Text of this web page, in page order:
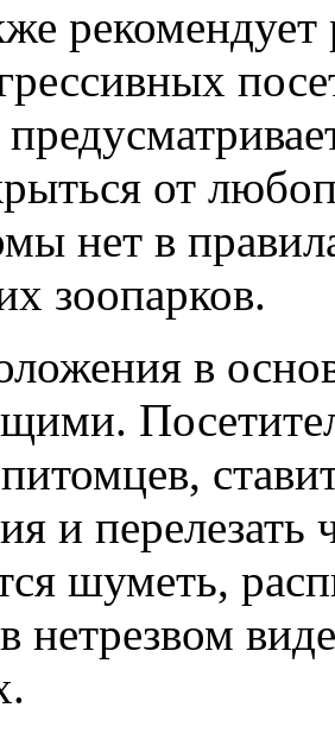
рекомендует
от
нет в
зоопарков.
в
и
шуметь,
нетрезвом